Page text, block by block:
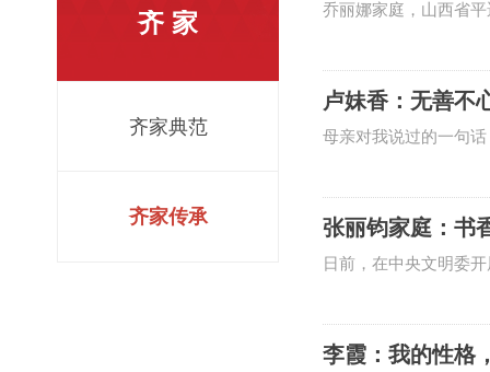
齐 家
齐家典范
齐家传承
乔丽娜家庭，山西省
有关部门策划组织三
卖，所得收益全部捐
卢妹香：无善不
母亲对我说过的一句
天，爷爷就去世了。
小的孩子，这么多口
张丽钧家庭：书
日前，在中央文明委
墟诗人”，出版个人诗
利50余项。儿媳杨嫣
李霞：我的性格